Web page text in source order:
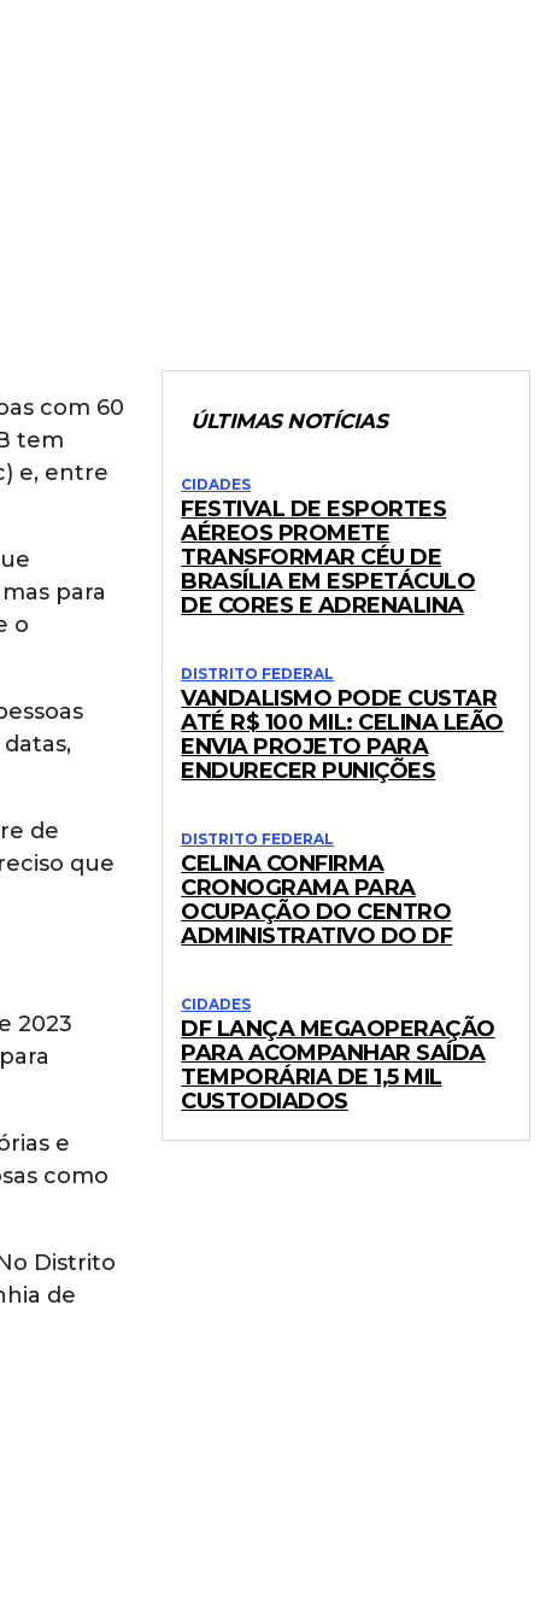
com 60
tem
e, entre
para
o
de
que
2023
e
como
Distrito
de
ÚLTIMAS NOTÍCIAS
CIDADES
FESTIVAL DE ESPORTES
AÉREOS PROMETE
TRANSFORMAR CÉU DE
BRASÍLIA EM ESPETÁCULO
DE CORES E ADRENALINA
DISTRITO FEDERAL
VANDALISMO PODE CUSTAR
ATÉ R$ 100 MIL: CELINA LEÃO
ENVIA PROJETO PARA
ENDURECER PUNIÇÕES
DISTRITO FEDERAL
CELINA CONFIRMA
CRONOGRAMA PARA
OCUPAÇÃO DO CENTRO
ADMINISTRATIVO DO DF
CIDADES
DF LANÇA MEGAOPERAÇÃO
PARA ACOMPANHAR SAÍDA
TEMPORÁRIA DE 1,5 MIL
CUSTODIADOS